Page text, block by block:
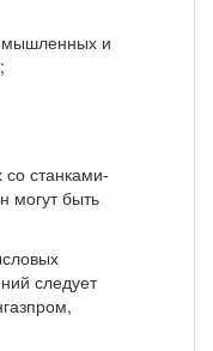
и
станками-
могут быть
следует